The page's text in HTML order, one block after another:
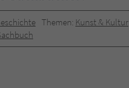
Themen: Kunst & Kultur